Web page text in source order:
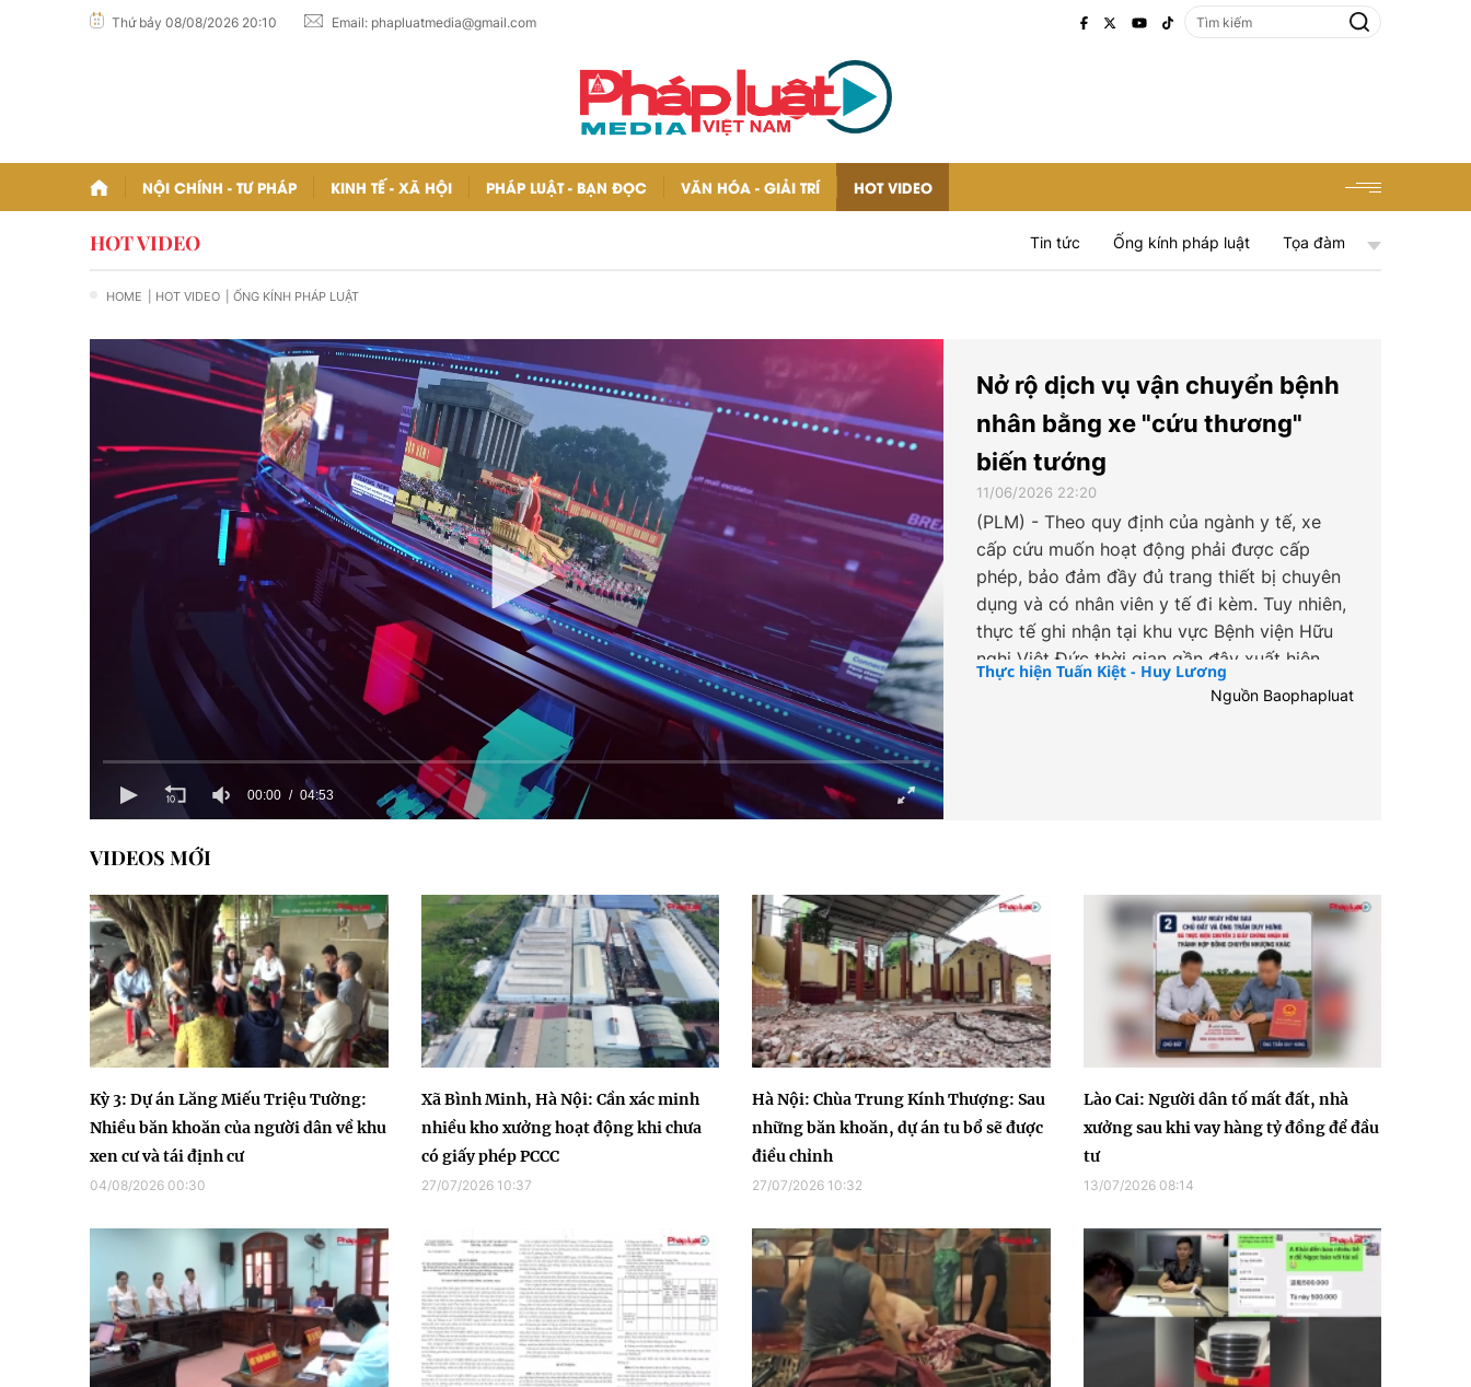
Thứ bảy 08/08/2026 20:10 Email: phapluatmedia@gmail.com
NỘI CHÍNH - TƯ PHÁP KINH TẾ - XÃ HỘI PHÁP LUẬT - BẠN ĐỌC VĂN HÓA - GIẢI TRÍ HOT VIDEO
HOT VIDEO Tin tức Ống kính pháp luật Tọa đàm
HOME | HOT VIDEO | ỐNG KÍNH PHÁP LUẬT
00:00 04:53
Nở rộ dịch vụ vận chuyển bệnh
nhân bằng xe "cứu thương"
biến tướng
11/06/2026 22:20
(PLM) - Theo quy định của ngành y tế, xe
cấp cứu muốn hoạt động phải được cấp
phép, bảo đảm đầy đủ trang thiết bị chuyên
dụng và có nhân viên y tế đi kèm. Tuy nhiên,
thực tế ghi nhận tại khu vực Bệnh viện Hữu
nghị Việt Đức thời gian gần đây xuất hiện
nhiều phương tiện cá nhân được hoán đổi
Thực hiện Tuấn Kiệt - Huy Lương
Nguồn Baophapluat
VIDEOS MỚI
Kỳ 3: Dự án Lăng Miếu Triệu Tường:
Nhiều băn khoăn của người dân về khu
xen cư và tái định cư
04/08/2026 00:30
Xã Bình Minh, Hà Nội: Cần xác minh
nhiều kho xưởng hoạt động khi chưa
có giấy phép PCCC
27/07/2026 10:37
Hà Nội: Chùa Trung Kính Thượng: Sau
những băn khoăn, dự án tu bổ sẽ được
điều chỉnh
27/07/2026 10:32
Lào Cai: Người dân tố mất đất, nhà
xưởng sau khi vay hàng tỷ đồng để đầu
tư
13/07/2026 08:14